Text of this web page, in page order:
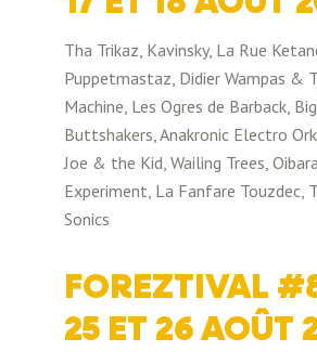
Tha Trikaz, Kavinsky, La Rue
Puppetmastaz, Didier Wampas &
Machine, Les Ogres de Barback,
Buttshakers, Anakronic Electro
Joe & the Kid, Wailing Trees,
Experiment, La Fanfare Touzdec,
Sonics
FOREZTIVAL
25 ET 26 AOÛT